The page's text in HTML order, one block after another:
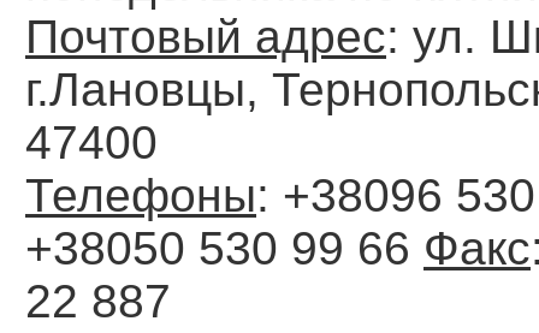
Почтовый адрес: ул.
г.Лановцы,
47400
Телефоны: +38096
+38050 530 99 66 Факс
22 887